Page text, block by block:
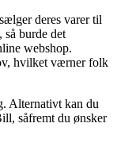
deres varer til
burde det
webshop.
hvilket værner folk
Alternativt kan du
såfremt du ønsker